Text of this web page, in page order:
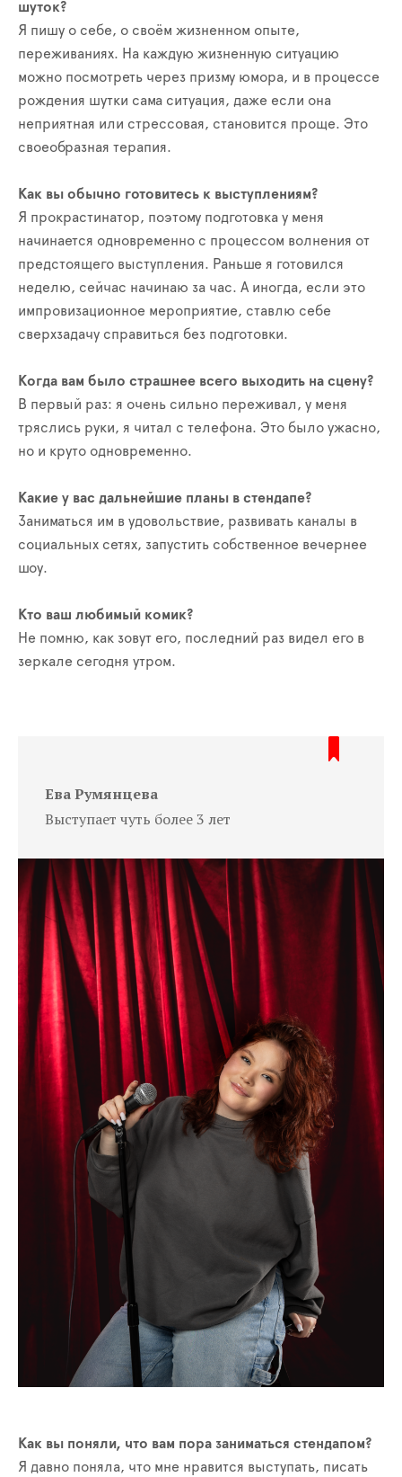
шуток?
Я пишу о себе, о своём жизненном опыте,
переживаниях. На каждую жизненную ситуацию
можно посмотреть через призму юмора, и в процессе
рождения шутки сама ситуация, даже если она
неприятная или стрессовая, становится проще. Это
своеобразная терапия.
Как вы обычно готовитесь к выступлениям?
Я прокрастинатор, поэтому подготовка у меня
начинается одновременно с процессом волнения от
предстоящего выступления. Раньше я готовился
неделю, сейчас начинаю за час. А иногда, если это
импровизационное мероприятие, ставлю себе
сверхзадачу справиться без подготовки.
Когда вам было страшнее всего выходить на сцену?
В первый раз: я очень сильно переживал, у меня
тряслись руки, я читал с телефона. Это было ужасно,
но и круто одновременно.
Какие у вас дальнейшие планы в стендапе?
Заниматься им в удовольствие, развивать каналы в
социальных сетях, запустить собственное вечернее
шоу.
Кто ваш любимый комик?
Не помню, как зовут его, последний раз видел его в
зеркале сегодня утром.
Ева Румянцева
Выступает чуть более 3 лет
Как вы поняли, что вам пора заниматься стендапом?
Я давно поняла, что мне нравится выступать, писать